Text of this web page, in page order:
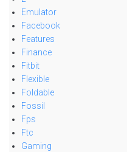
Emulator
Facebook
Features
Finance
Fitbit
Flexible
Foldable
Fossil
Fps
Ftc
Gaming